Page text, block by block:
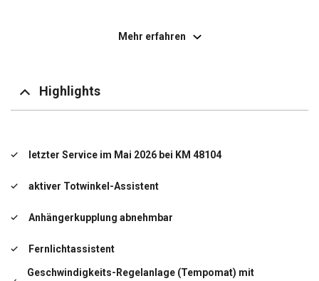
Außenspiegel elektr. anklappbar
Einparkhilfe vorn und hinten
Mehr erfahren
Highlights
letzter Service im Mai 2026 bei KM 48104
aktiver Totwinkel-Assistent
Anhängerkupplung abnehmbar
Fernlichtassistent
Geschwindigkeits-Regelanlage (Tempomat) mit